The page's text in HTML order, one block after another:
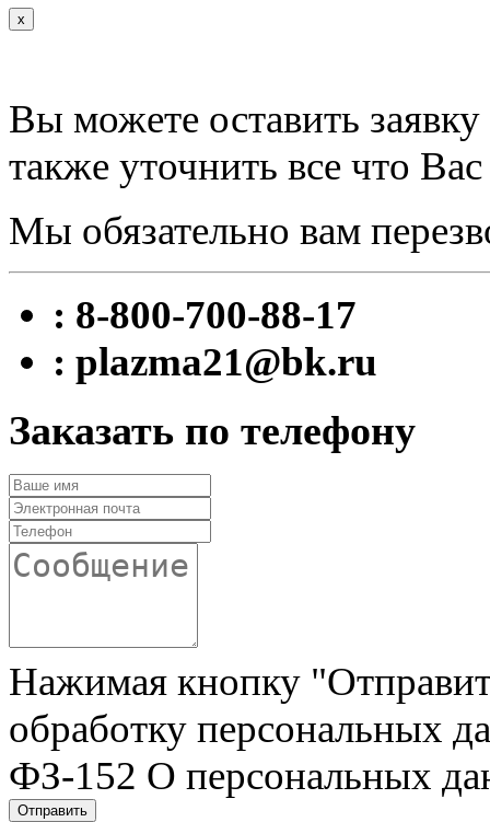
x
Вы можете оставить
также уточнить все что Вас
Мы обязательно вам
: 8-800-700-88-17
: plazma21@bk.ru
Заказать по телефону
Нажимая кнопку
обработку персональных
ФЗ-152 О персональных
Отправить